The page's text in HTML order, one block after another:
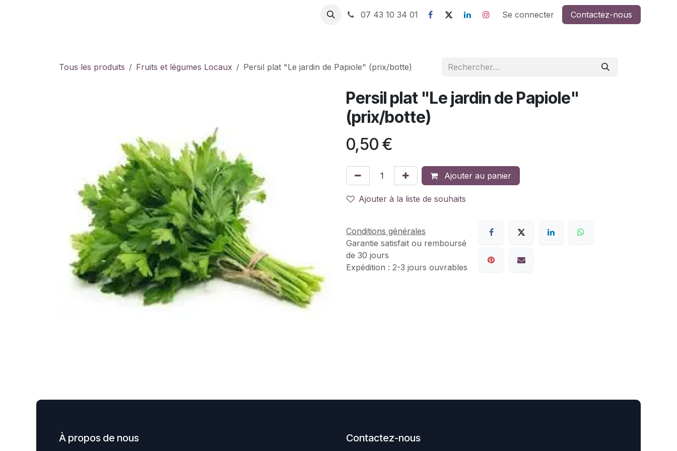
07 43 10 34 01 Se connecter Contactez-nous
Tous les produits Fruits et légumes Locaux Persil plat "Le jardin de Papiole" (prix/botte)
Persil plat "Le jardin de Papiole"
(prix/botte)
0,50 €
Ajouter au panier
Ajouter à la liste de souhaits
Conditions générales
Garantie satisfait ou remboursé
de 30 jours
Expédition : 2-3 jours ouvrables
À propos de nous Contactez-nous